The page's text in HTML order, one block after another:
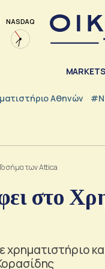
NASDAQ
MARKETS
Αθηνών
σήμα των Attica
στο